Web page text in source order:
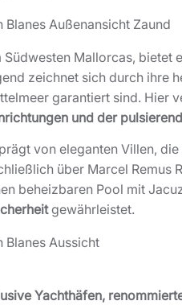
Mallorcas,
zeichnet sich durch ihre
garantiert sind. Hier
und der
von eleganten Villen,
über Marcel
beheizbaren Pool mit
gewährleistet.
Yachthäfen,